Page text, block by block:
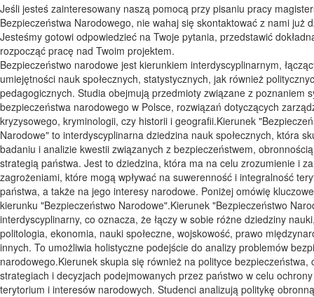
Jeśli jesteś zainteresowany naszą pomocą przy pisaniu pracy
Bezpieczeństwa Narodowego, nie wahaj się skontaktować z nami już
Jesteśmy gotowi odpowiedzieć na Twoje pytania, przedstawić
rozpocząć pracę nad Twoim projektem.
Bezpieczeństwo narodowe jest kierunkiem interdyscyplinarnym,
umiejętności nauk społecznych, statystycznych, jak również
pedagogicznych. Studia obejmują przedmioty związane z poznaniem
bezpieczeństwa narodowego w Polsce, rozwiązań dotyczących
kryzysowego, kryminologii, czy historii i geografii.Kierunek
Narodowe" to interdyscyplinarna dziedzina nauk społecznych, która
badaniu i analizie kwestii związanych z bezpieczeństwem,
strategią państwa. Jest to dziedzina, która ma na celu zrozumienie i
zagrożeniami, które mogą wpływać na suwerenność i integralność
państwa, a także na jego interesy narodowe. Poniżej omówię
kierunku "Bezpieczeństwo Narodowe".Kierunek "Bezpieczeństwo
interdyscyplinarny, co oznacza, że łączy w sobie różne dziedziny
politologia, ekonomia, nauki społeczne, wojskowość, prawo
innych. To umożliwia holistyczne podejście do analizy problemów
narodowego.Kierunek skupia się również na polityce bezpieczeństwa,
strategiach i decyzjach podejmowanych przez państwo w celu
terytorium i interesów narodowych. Studenci analizują politykę